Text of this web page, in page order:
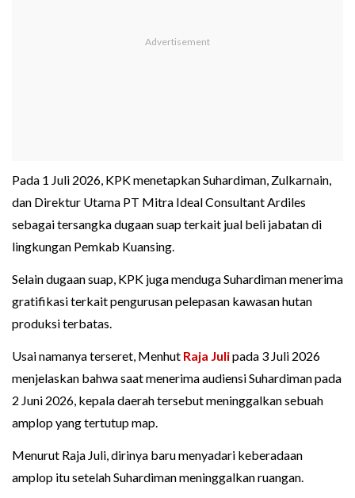
Pada 1 Juli 2026, KPK menetapkan Suhardiman, Zulkarnain,
dan Direktur Utama PT Mitra Ideal Consultant Ardiles
sebagai tersangka dugaan suap terkait jual beli jabatan di
lingkungan Pemkab Kuansing.
Selain dugaan suap, KPK juga menduga Suhardiman menerima
gratifikasi terkait pengurusan pelepasan kawasan hutan
produksi terbatas.
Usai namanya terseret, Menhut Raja Julipada 3 Juli 2026
menjelaskan bahwa saat menerima audiensi Suhardiman pada
2 Juni 2026, kepala daerah tersebut meninggalkan sebuah
amplop yang tertutup map.
Menurut Raja Juli, dirinya baru menyadari keberadaan
amplop itu setelah Suhardiman meninggalkan ruangan.